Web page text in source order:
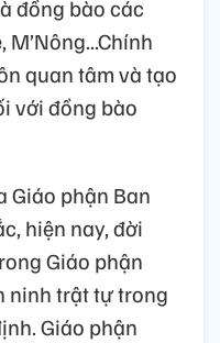
đồng bào các
quan tâm và tạo
với đồng bào
Giáo phận Ban
hiện nay, đời
Giáo phận
ninh trật tự trong
Giáo phận